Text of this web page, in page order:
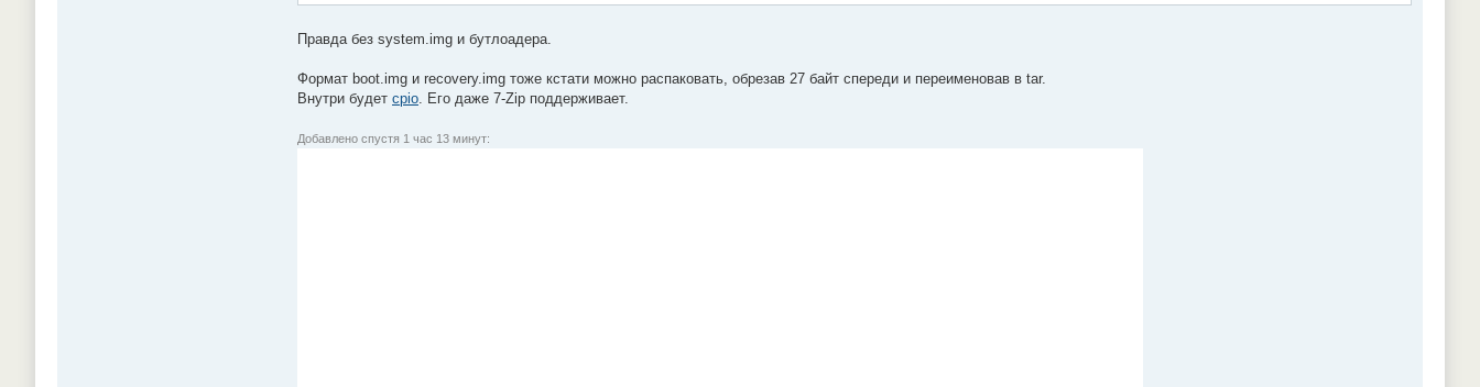
Правда без system.img и бутлоадера.
Формат boot.img и recovery.img тоже кстати можно распаковать, обрезав 27 байт спереди и переименовав в tar.
Внутри будет cpio . Его даже 7-Zip поддерживает.
Добавлено спустя 1 час 13 минут: